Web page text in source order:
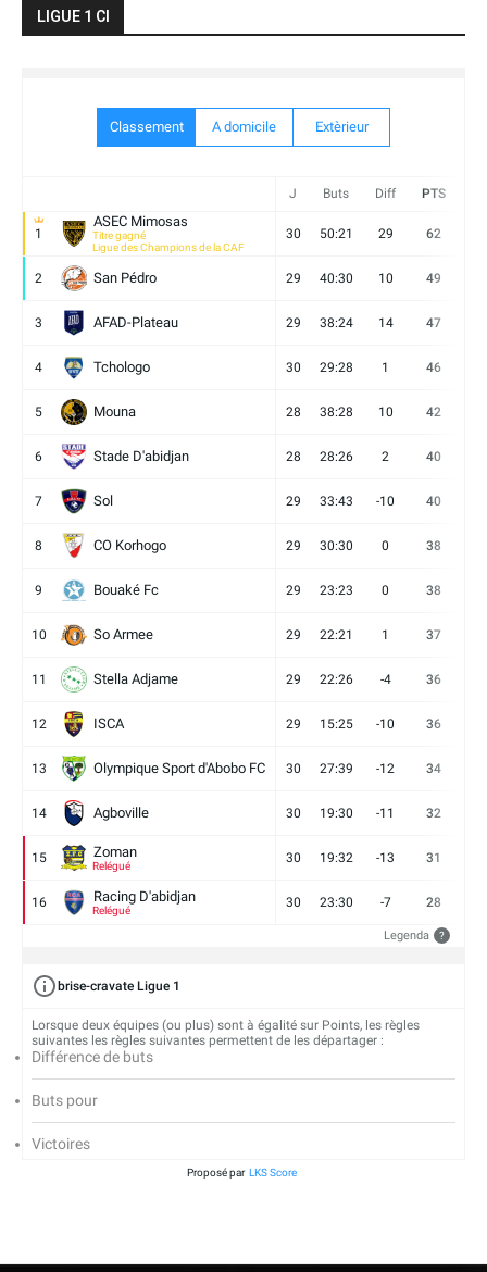
LIGUE 1 CI
Classement A domicile Extèrieur
J Buts Diff PTS
1
ASEC Mimosas
Titre gagné
Ligue des Champions de la CAF
30 50:21 29 62
2 San Pédro 29 40:30 10 49
3 AFAD-Plateau 29 38:24 14 47
4 Tchologo 30 29:28 1 46
5 Mouna 28 38:28 10 42
6 Stade D'abidjan 28 28:26 2 40
7 Sol 29 33:43 -10 40
8 CO Korhogo 29 30:30 0 38
9 Bouaké Fc 29 23:23 0 38
10 So Armee 29 22:21 1 37
11 Stella Adjame 29 22:26 -4 36
12 ISCA 29 15:25 -10 36
13 Olympique Sport d'Abobo FC 30 27:39 -12 34
14 Agboville 30 19:30 -11 32
15 Zoman
Relégué
30 19:32 -13 31
16 Racing D'abidjan
Relégué
30 23:30 -7 28
Legenda ?
brise-cravate Ligue 1
Lorsque deux équipes (ou plus) sont à égalité sur Points, les règles
suivantes les règles suivantes permettent de les départager :
Différence de buts
Buts pour
Victoires
Proposé par LKS Score